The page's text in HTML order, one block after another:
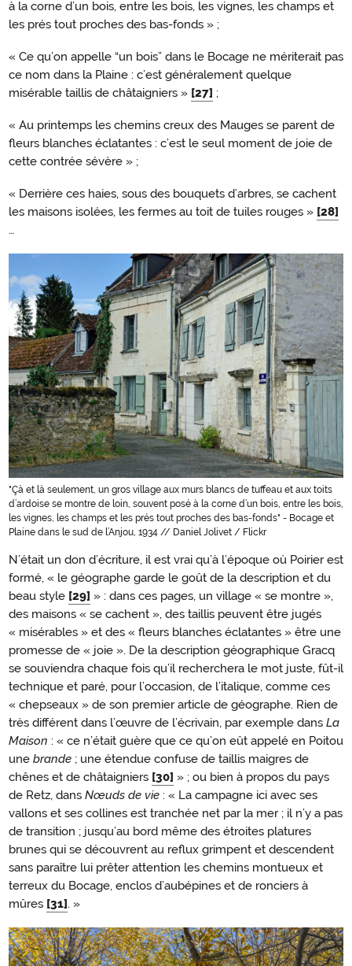
à la corne d’un bois, entre les bois, les vignes, les champs et
les prés tout proches des bas-fonds » ;
« Ce qu’on appelle “un bois” dans le Bocage ne mériterait pas
ce nom dans la Plaine : c’est généralement quelque
misérable taillis de châtaigniers » [27] ;
« Au printemps les chemins creux des Mauges se parent de
fleurs blanches éclatantes : c’est le seul moment de joie de
cette contrée sévère » ;
« Derrière ces haies, sous des bouquets d’arbres, se cachent
les maisons isolées, les fermes au toit de tuiles rouges » [28]
…
"Çà et là seulement, un gros village aux murs blancs de tuffeau et aux toits
d’ardoise se montre de loin, souvent posé à la corne d’un bois, entre les bois,
les vignes, les champs et les prés tout proches des bas-fonds" - Bocage et
Plaine dans le sud de l’Anjou, 1934 // Daniel Jolivet / Flickr
N’était un don d’écriture, il est vrai qu’à l’époque où Poirier est
formé, « le géographe garde le goût de la description et du
beau style [29] » : dans ces pages, un village « se montre »,
des maisons « se cachent », des taillis peuvent être jugés
« misérables » et des « fleurs blanches éclatantes » être une
promesse de « joie ». De la description géographique Gracq
se souviendra chaque fois qu’il recherchera le mot juste, fût-il
technique et paré, pour l’occasion, de l’italique, comme ces
« chepseaux » de son premier article de géographe. Rien de
très différent dans l’œuvre de l’écrivain, par exemple dans La
Maison : « ce n’était guère que ce qu’on eût appelé en Poitou
une brande ; une étendue confuse de taillis maigres de
chênes et de châtaigniers [30] » ; ou bien à propos du pays
de Retz, dans Nœuds de vie : « La campagne ici avec ses
vallons et ses collines est tranchée net par la mer ; il n’y a pas
de transition ; jusqu’au bord même des étroites platures
brunes qui se découvrent au reflux grimpent et descendent
sans paraître lui prêter attention les chemins montueux et
terreux du Bocage, enclos d’aubépines et de ronciers à
mûres [31]. »